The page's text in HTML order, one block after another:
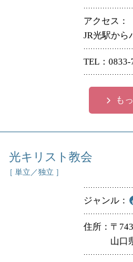
アクセス
JR光駅から
TEL 0833-
も
光キリスト教会
［ 単立／独立 ］
ジャンル
住所
〒
山口